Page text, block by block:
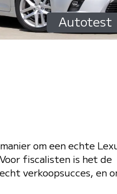
Autotest
om een echte
fiscalisten is het de
verkoopsucces, en